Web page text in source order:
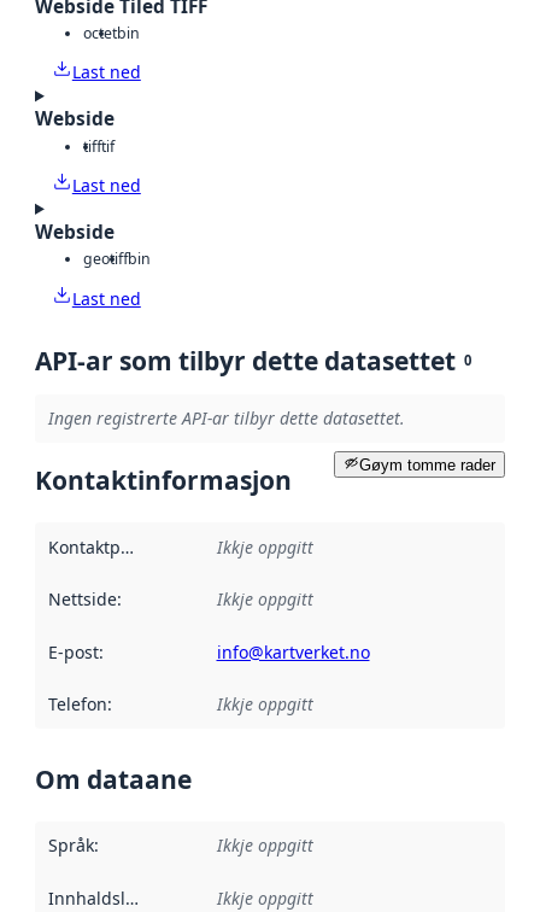
Webside Tiled TIFF
octetbin
Last ned
Webside
tifftif
Last ned
Webside
geotiffbin
Last ned
API-ar som tilbyr dette datasettet 0
Ingen registrerte API-ar tilbyr dette datasettet.
Gøym tomme rader
Kontaktinformasjon
Kontaktpunkt Ikkje oppgitt
Nettside: Ikkje oppgitt
E-post: info@kartverket.no
Telefon: Ikkje oppgitt
Om dataane
Språk: Ikkje oppgitt
Innhaldsleverandørar :
Ikkje oppgitt